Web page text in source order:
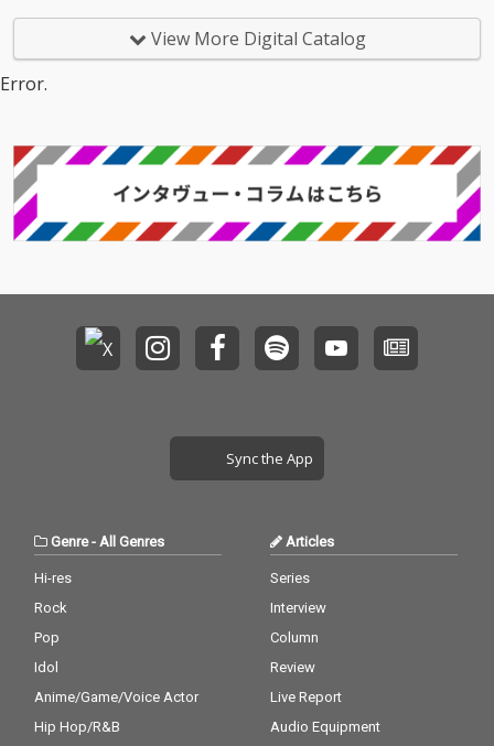
た不思議な曲なので
す。また、一人で世界
か」と祈るように問う
とで、大きな気付きも
この世界がとっても
願えば遠のき、拒めば
えられないもので、叶
ってしまうもの。この
なスタート地点に立っ
ている人。ここから願
緒に楽しみましょ
う！！
にリリースを予定して
いたのですが、いろん
ことができた曲なので
25年より世界を巡るプ
ロジェクトをスタート
しますが、それをまる
OURNEY」・・タイト
ルは「THE WORLD. JO
URNEY」と名付けられ
日々を過ごしていたこ
とで、大きな気付きも
ありました。それは、
「あまのじゃく」で出
えられないもので、叶
ってしまうもの。この
にリリースを予定して
いたのですが、いろん
ことができた曲なので
25年より世界を巡るプ
ロジェクトをスタート
しますが、それをまる
OURNEY」・・タイト
ルは「THE WORLD. JO
URNEY」と名付けられ
試練が連続する日々
で、「いつもどうすれ
日々を過ごしていたこ
とで、大きな気付きも
ありました。それは、
「あまのじゃく」で出
来ているということ。
願えば遠のき、拒めば
えられないもので、叶
ってしまうもの。この
View More Digital Catalog
Error.
Sync the App
Genre- All Genres
Hi-res
Rock
Pop
Idol
Anime/Game/Voice Actor
Hip Hop/R&B
Articles
Series
Interview
Column
Review
Live Report
Audio Equipment